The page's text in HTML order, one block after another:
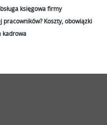
księgowa firmy
pracowników? Koszty, obowiązki
kadrowa